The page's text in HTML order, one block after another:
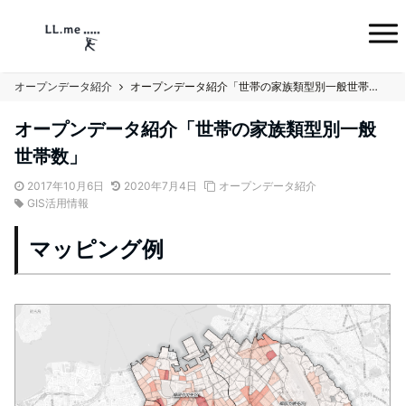
オープンデータ紹介 オープンデータ紹介「世帯の家族類型別一般世帯数」
オープンデータ紹介「世帯の家族類型別一般
世帯数」
2017年10月6日 2020年7月4日
オープンデータ紹介
GIS活用情報
マッピング例